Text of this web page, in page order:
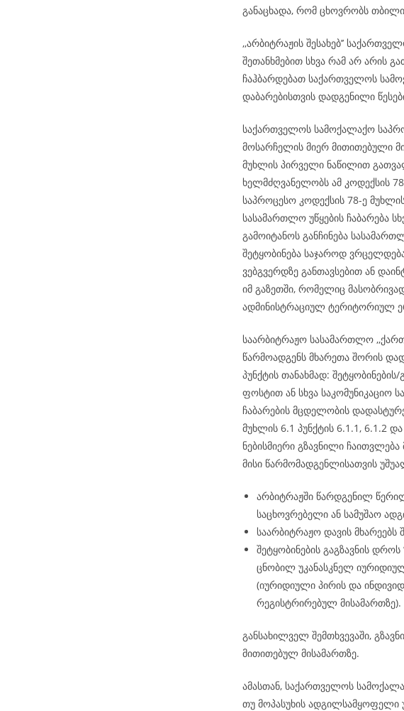
განაცხადა, რომ ცხოვრობს
,,არბიტრაჟის შესახებ’’
შეთანხმებით სხვა რამ არ არის
ჩაჰბარდებათ საქართველოს
დაბარებისთვის დადგენილი
საქართველოს სამოქალაქო
მოსარჩელის მიერ მითითებული
მუხლის პირველი ნაწილით
ხელმძღვანელობს ამ კოდექსის
საპროცესო კოდექსის 78-ე
სასამართლო უწყების ჩაბარება
გამოიტანოს განჩინება
შეტყობინება საჯაროდ
ვებგვერდზე განთავსებით ან
იმ გაზეთში, რომელიც
ადმინისტრაციულ ტერიტორიულ
საარბიტრაჟო სასამართლო
წარმოადგენს მხარეთა შორის
პუნქტის თანახმად:
ფოსტით ან სხვა საკომუნიკაციო
ჩაბარების მცდელობის
მუხლის 6.1 პუნქტის 6.1.1, 6.1.2 და
ნებისმიერი გზავნილი
მისი წარმომადგენლისათვის
არბიტრაჟში წარდგენილ
საცხოვრებელი ან სამუშაო
საარბიტრაჟო დავის
შეტყობინების გაგზავნის
ცნობილ უკანასკნელ
(იურიდიული პირის და
რეგისტრირებულ მისამართზე).
განსახილველ შემთხვევაში,
მითითებულ მისამართზე.
ამასთან, საქართველოს
თუ მოპასუხის ადგილსამყოფელი